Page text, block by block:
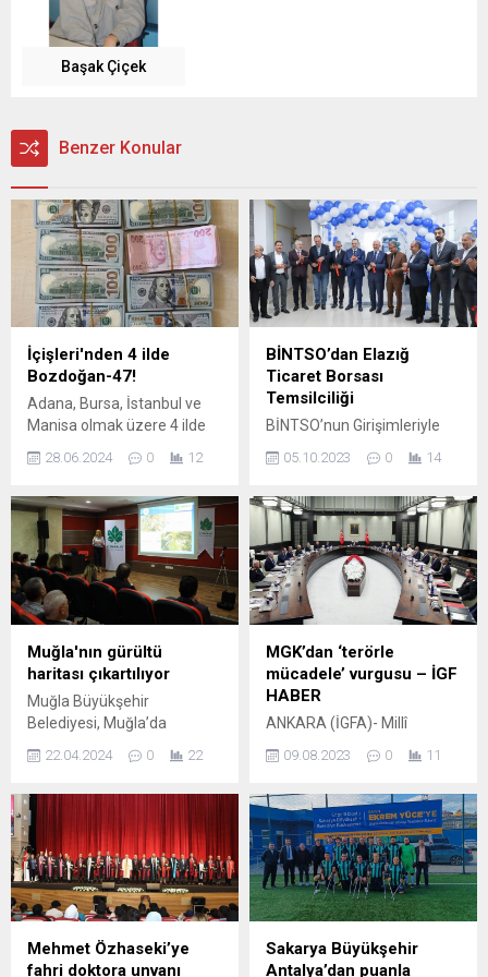
Başak Çiçek
Benzer Konular
İçişleri'nden 4 ilde
Bozdoğan-47!
Adana, Bursa, İstanbul ve
Manisa olmak üzere 4 ilde
düzenlenen “Bozdoğan-47”
yakalandı. ANKARA (İGFA) –
İçişleri Bakanlığı’nın bir
süredir terör örgütlerine
yönelik düzenlediği
‘Bozdoğan’ operasyonlarının
47’ncisi bu kez 4 ilde
düzenlendi. Operasyonun
detaylarını İçişleri Bakanı Ali
Yerlikaya, sosyal medya
hesabından paylaştı.
Emniyet Genel...
28.06.2024 0 12
BİNTSO’dan Elazığ
Ticaret Borsası
Temsilciliği
BİNTSO’nun Girişimleriyle
Temsilciliği Açıldı Bingöl
Bingöl Ticaret ve Sanayi
Odası (BİNTSO) Başkanı
Kadir Çintay ve yönetimi
tarafından yürütülen
çabalara yanıt olarak, Elazığ
Ticaret Borsası Temsilciği
kenti hizmete açtı.
Temsilcilik, oda binasında
faaliyete geçti. Törene
Elazığ Borsa Başkanı...
05.10.2023 0 14
Muğla'nın gürültü
haritası çıkartılıyor
Muğla Büyükşehir
Belediyesi, Muğla’da
halkın yaşam konforunu
stratejik gürültü haritasını
oluşturmak ve eylem planı
hazırlamak için çalışmalara
başladı. MUĞLA (İGFA) –
Türkiye’nin en önemli turizm
merkezlerinin başında gelen
Muğla’da Büyükşehir
Belediyesi kentte yaşayan
22.04.2024 0 22
MGK’dan ‘terörle
mücadele’ vurgusu – İGF
HABER
ANKARA (İGFA)- Millî
Cumhurbaşkanı Recep
başkanlığında
Cumhurbaşkanlığı
Külliyesi’nde toplandı.
Yüksek Askerî Şura (YAŞ)
kararları doğrultusunda yaş
haddinden emekliye sevk
edilen Kara Kuvvetleri
Komutanı Orgeneral Musa
09.08.2023 0 11
Mehmet Özhaseki’ye
fahri doktora unvanı
Sakarya Büyükşehir
Antalya’dan puanla